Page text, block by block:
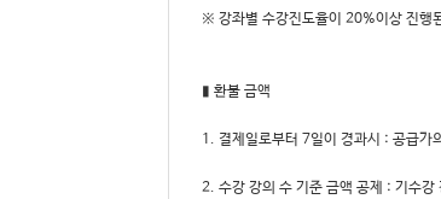
※ 강좌별 수강진도율이 20%이상 진행
▮ 환불 금액
1. 결제일로부터 7일이 경과시 : 공급가
2. 수강 강의 수 기준 금액 공제 : 기수